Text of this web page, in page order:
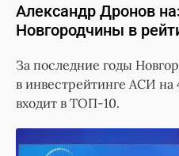
Александр Дронов
Новгородчины в
За последние годы
в инвестрейтинге АСИ на
входит в ТОП-10.